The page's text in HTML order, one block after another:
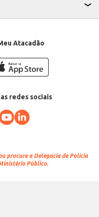
Atacadão
redes sociais
procure a Delegacia de Polícia
Público.